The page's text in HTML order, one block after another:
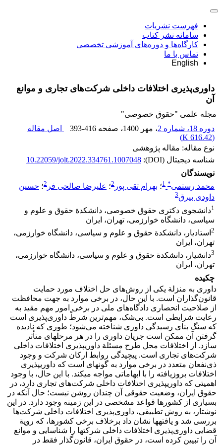
فهرست نشریات
سامانه نشر کتاب
کارگاه‌ها و دوره‌های آموزشی تخصصی
تماس با ما
English
داوری‌پذیری اختلافات داخلی شرکت‌های تجاری و موانع
آن
مجله علمی "حقوق خصوصی"
دوره 18، شماره 2
، مهر 1400 ، صفحه 393-416
اصل مقاله
(
616.42 K
)
نوع مقاله: مقاله پژوهشی
شناسه دیجیتال (DOI):
10.22059/jolt.2022.334761.1007048
نویسندگان
محمد رستمی*
1؛ بهرام تقی پور 2؛ علیرضا صالحی فر 2؛ حسین
داودی بیرق3
1دانشجوی دکتری حقوق خصوصی، دانشکدة حقوق و علوم و
سیاسی، دانشگاه خوارزمی، تهران، ایران
2 استادیار، دانشکدة حقوق و علوم و سیاسی، دانشگاه خوارزمی،
تهران، ایران
3دانشیار، دانشکدة حقوق و علوم و سیاسی، دانشگاه خوارزمی،
تهران، ایران
چکیده
داوری به منزلة یکی از روش‌های حل اختلاف مورد حمایت
قانون‌گذاران است. با این حال، در برخی موارد به جهت محافظت
از صلاحیت انحصاری دادگاه‌های ملی در برخی امور مهم مقید به
رعایت شرایطی است. بی‌شک، مهم‌ترین شرطْ داوری‌پذیری است
که سنگ بنای رسیدگی داوری شناخته می‌شود؛ طوری که نادیده
گرفتن آن ممکن است جریان داوری را در هر مرحله‏ای متأثر
سازد. از اختلافات محل طرح مسئلة داوری‏پذیری اختلافات داخلی
شرکت‌های تجاری است. پیچیدگی روابط ارکان شرکت و وجود
ذی‌نفعان متعدد در برخی موارد به گونه‏ای است که داوری‏پذیری
اختلافات بروزیافته را با ابهاماتی مواجه می‏کند. با این حال، با وجود
اهمیتی که داوری‎پذیری اختلافات داخلی‌ شرکت‌های تجاری دارد، در
حقوق ایران، وضعیت حقوقی آن چندان روشن نیست؛ حال آنکه در
بسیاری از کشورها قواعد مشخصی در این زمینه وجود دارد. در این
نوشتار، به روش تطبیقی، داوری‌پذیری اختلافات داخلی شرکت‌ها
بررسی شد و یافته‏ها نشان داد برخلاف برخی کشورها، که رویة
قضایی داوری‌پذیری اختلافات داخلی‏ شرکت‏ها را شناسایی و موانع
آن را تبیین کرده است، در حقوق ایران، قانون‌گذار فقط در